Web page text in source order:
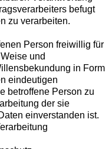
befugt
zu verarbeiten.
Person freiwillig für
und
in Form
eindeutigen
betroffene Person zu
der sie
einverstanden ist.